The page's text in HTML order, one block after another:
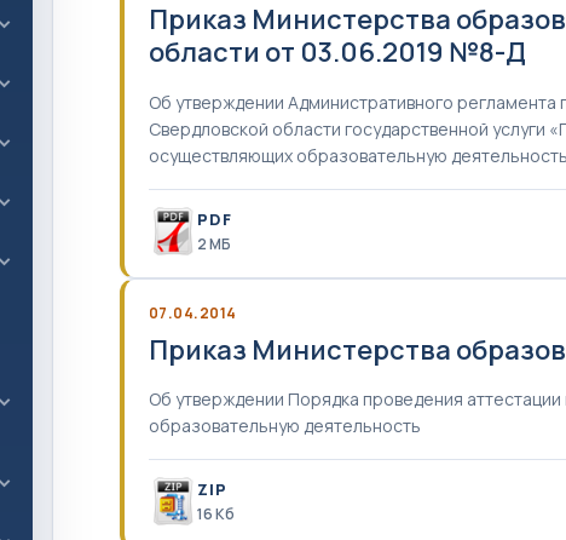
Приказ Министерства
области от 03.06.2019 №8-Д
Об утверждении Административного
Свердловской области государственной услуги
осуществляющих образовательную
PDF
2 MБ
07.04.2014
Приказ Министерства
Об утверждении Порядка проведения
образовательную деятельность
ZIP
16 Кб